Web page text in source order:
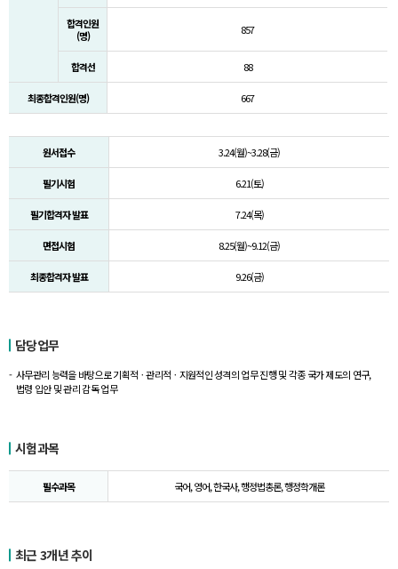
합격인원
(명)
857
합격선 88
최종합격인원(명) 667
원서접수 3.24(월)~3.28(금)
필기시험 6.21(토)
필기합격자 발표 7.24(목)
면접시험 8.25(월)~9.12(금)
최종합격자 발표 9.26(금)
담당업무
사무관리 능력을 바탕으로 기획적ㆍ관리적ㆍ지원적인 성격의 업무 진행 및 각종 국가 제도의 연구,
법령 입안 및 관리 감독 업무
시험과목
필수과목 국어, 영어, 한국사, 행정법총론, 행정학개론
최근 3개년 추이